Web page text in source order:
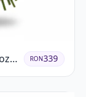
RON339